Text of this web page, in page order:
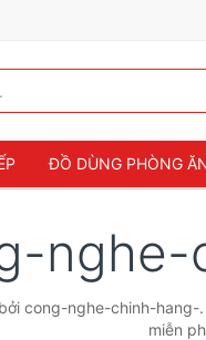
ĐỒ DÙNG PHÒNG
cong-nghe-chinh-
miễn